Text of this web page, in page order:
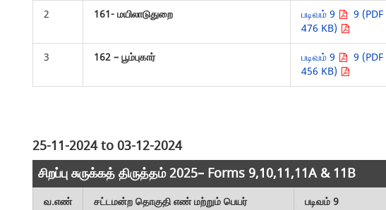
2
161- மயிலாடுதுறை படிவம் 9
9 (PDF
476 KB)
3
162 – பூம்புகார் படிவம் 9
9 (PDF
456 KB)
25-11-2024 to 03-12-2024
சிறப்பு சுருக்கத் திருத்தம் 2025– Forms 9,10,11,11A & 11B
வ.எண் சட்டமன்ற தொகுதி எண் மற்றும் பெயர் படிவம் 9